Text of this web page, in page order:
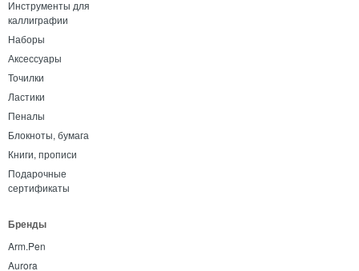
Инструменты для
каллиграфии
Наборы
Аксессуары
Точилки
Ластики
Пеналы
Блокноты, бумага
Книги, прописи
Подарочные
сертификаты
Бренды
Arm.Pen
Aurora